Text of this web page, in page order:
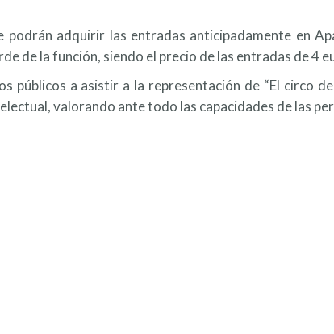
adquirir las entradas anticipadamente en
de la función, siendo el precio de las entradas de 4
públicos a asistir a la representación de “El circo
valorando ante todo las capacidades de las